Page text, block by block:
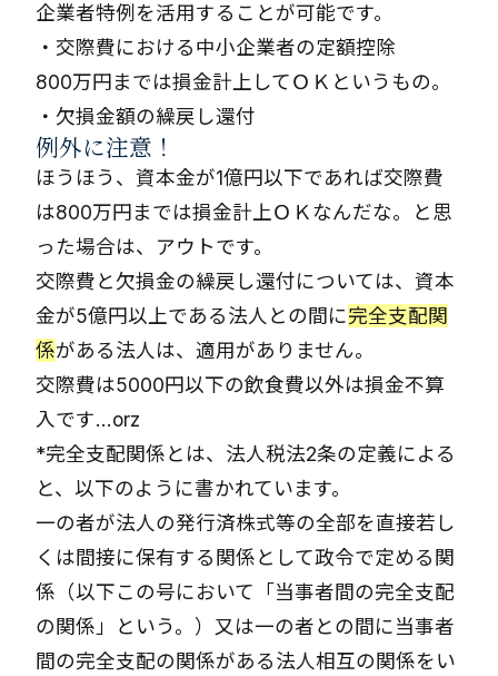
企業者特例を活用することが可能です。
・交際費における中小企業者の定額控除
800万円までは損金計上してＯＫというもの。
・欠損金額の繰戻し還付
例外に注意！
ほうほう、資本金が1億円以下であれば交際費
は800万円までは損金計上ＯＫなんだな。と思
った場合は、アウトです。
交際費と欠損金の繰戻し還付については、資本
金が5億円以上である法人との間に完全支配関
係がある法人は、適用がありません。
交際費は5000円以下の飲食費以外は損金不算
入です…orz
*完全支配関係とは、法人税法2条の定義による
と、以下のように書かれています。
一の者が法人の発行済株式等の全部を直接若し
くは間接に保有する関係として政令で定める関
係（以下この号において「当事者間の完全支配
の関係」という。）又は一の者との間に当事者
間の完全支配の関係がある法人相互の関係をい